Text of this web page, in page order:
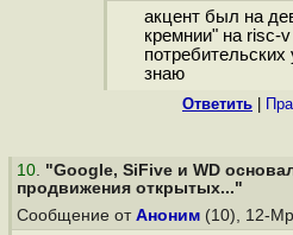
акцент был на
кремнии" на risc-
потребительских
знаю
Ответить
10. "Google, SiFive и WD
продвижения открытых..."
Сообщение от Аноним (10), 12-